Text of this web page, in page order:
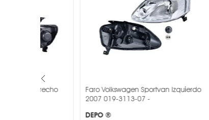
Faro Volkswagen Sportvan Izquierdo
2007 019-3113-07 -
Faro